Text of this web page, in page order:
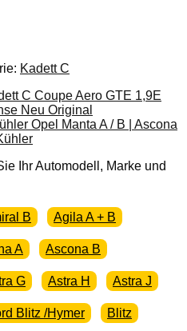
Kadett C
Ihr Automodell, Marke und
B Agila A + B
A Ascona B
G Astra H Astra J
Blitz /Hymer Blitz